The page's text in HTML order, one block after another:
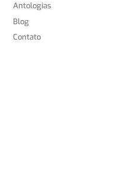
Antologias
Blog
Contato